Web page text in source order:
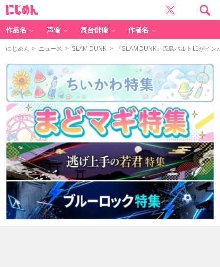
作品名 声優 舞台俳優 作者名
にじめん > ニュース > SLAM DUNK > 『SLAM DUNK』広島バルト11がイン